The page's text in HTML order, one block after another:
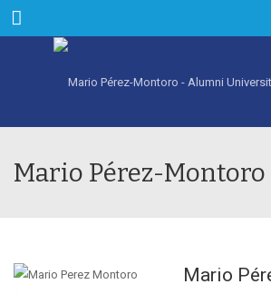
Menu
Mario Pérez-Montoro
Mario